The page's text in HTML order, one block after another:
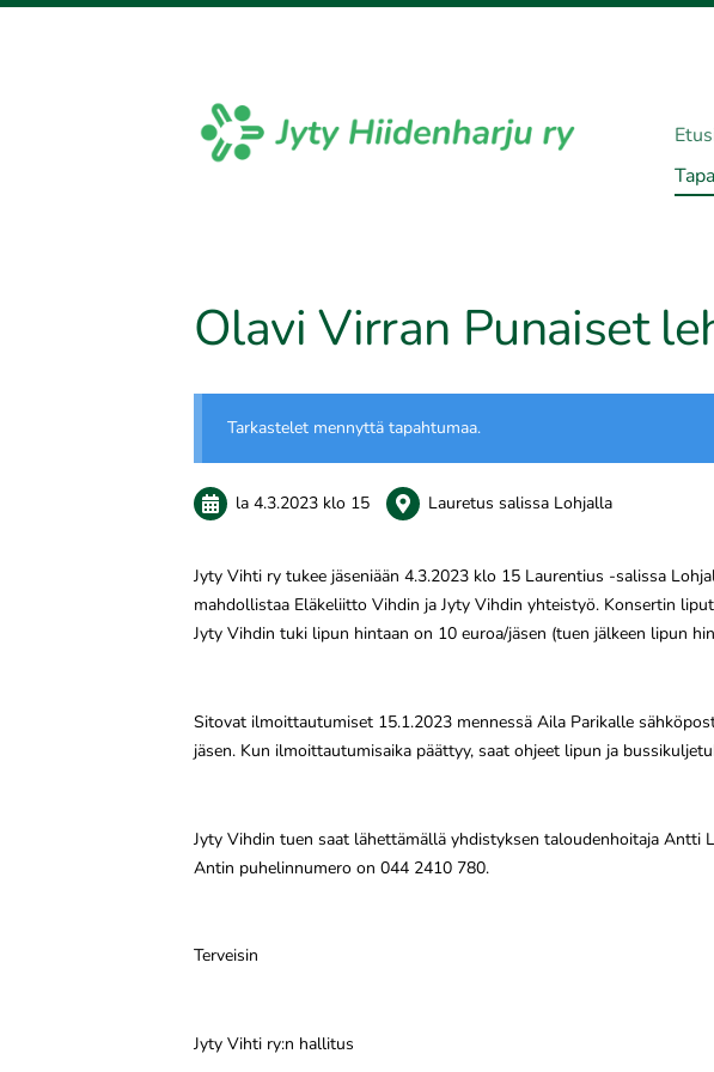
Sivuston etusivulle
Olavi Virran Punaiset
Tarkastelet mennyttä tapahtumaa.
la 4.3.2023 klo 15 Lauretus salissa Lohjalla
Jyty Vihti ry tukee jäseniään 4.3.2023 klo 15 Laurentius -salissa
mahdollistaa Eläkeliitto Vihdin ja Jyty Vihdin yhteistyö. Konsertin
Jyty Vihdin tuki lipun hintaan on 10 euroa/jäsen (tuen jälkeen lipun
Sitovat ilmoittautumiset 15.1.2023 mennessä Aila Parikalle
jäsen. Kun ilmoittautumisaika päättyy, saat ohjeet lipun ja
Jyty Vihdin tuen saat lähettämällä yhdistyksen taloudenhoitaja Antti
Antin puhelinnumero on 044 2410 780.
Terveisin
Jyty Vihti ry:n hallitus